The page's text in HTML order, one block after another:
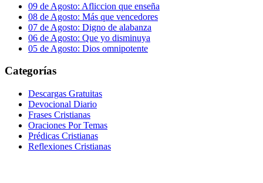
09 de Agosto: Afliccion que enseña
08 de Agosto: Más que vencedores
07 de Agosto: Digno de alabanza
06 de Agosto: Que yo disminuya
05 de Agosto: Dios omnipotente
Categorías
Descargas Gratuitas
Devocional Diario
Frases Cristianas
Oraciones Por Temas
Prédicas Cristianas
Reflexiones Cristianas